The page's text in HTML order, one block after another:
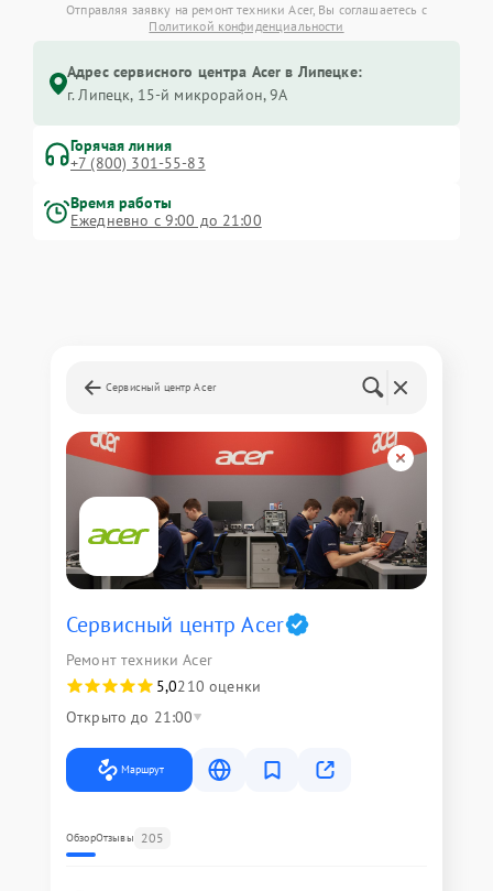
Отправляя заявку на ремонт техники Acer, Вы соглашаетесь с
Политикой конфиденциальности
Адрес сервисного центра Acer в Липецке:
г. Липецк, 15-й микрорайон, 9А
Горячая линия
+7 (800) 301-55-83
Время работы
Ежедневно с 9:00 до 21:00
Сервисный центр Acer
Сервисный центр Acer
Ремонт техники Acer
5,0210 оценки
Открыто до 21:00
Маршрут
ОбзорОтзывы 205